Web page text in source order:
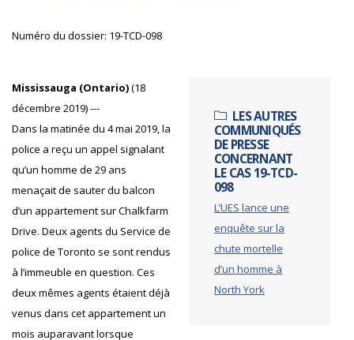
Numéro du dossier: 19-TCD-098
LES AUTRES
COMMUNIQUÉS
DE PRESSE
CONCERNANT
LE CAS 19-TCD-
098
L’UES lance une
enquête sur la
chute mortelle
d’un homme à
North York
Mississauga (Ontario)(18
décembre 2019) ---
Dans la matinée du 4 mai 2019, la
police a reçu un appel signalant
qu’un homme de 29 ans
menaçait de sauter du balcon
d’un appartement sur Chalkfarm
Drive. Deux agents du Service de
police de Toronto se sont rendus
à l’immeuble en question. Ces
deux mêmes agents étaient déjà
venus dans cet appartement un
mois auparavant lorsque